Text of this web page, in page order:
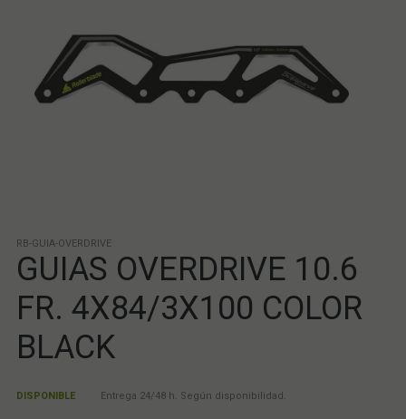
RB-GUIA-OVERDRIVE
GUIAS OVERDRIVE 10.6
FR. 4X84/3X100 COLOR
BLACK
DISPONIBLE Entrega 24/48 h. Según disponibilidad.